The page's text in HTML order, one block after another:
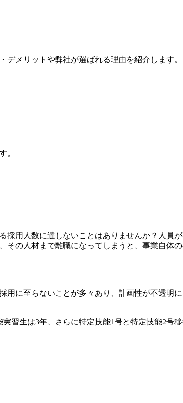
メリットや弊社が選ばれる理由を紹介します。
。
用人数に達しないことはありませんか？人員
の人材まで離職になってしまうと、事業自体の
に至らないことが多々あり、計画性が不透明
習生は3年、さらに特定技能1号と特定技能2号